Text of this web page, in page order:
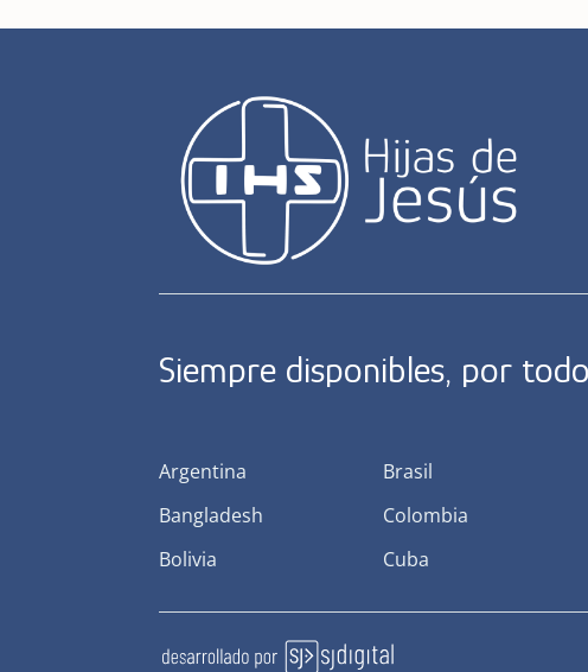
Siempre disponibles, por
Argentina
Bangladesh
Bolivia
Brasil
Colombia
Cuba